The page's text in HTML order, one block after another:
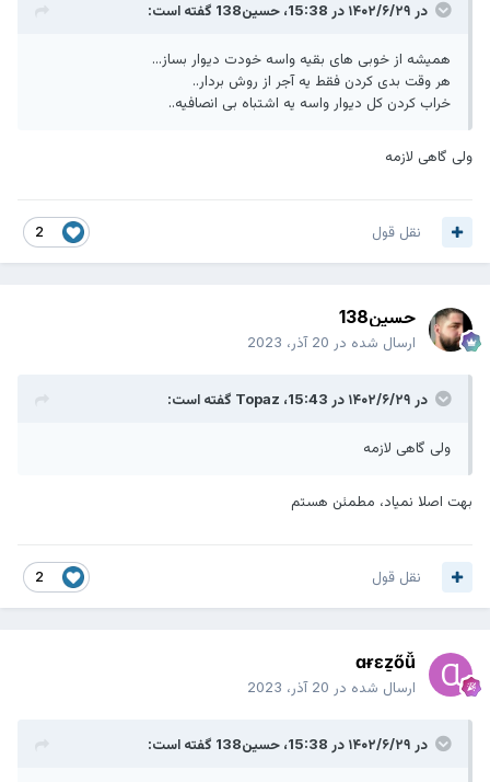
در ۱۴۰۲/۶/۲۹ در 15:38، حسین138 گفته است:
همیشه از خوبی های بقیه واسه خودت دیوار بساز...
هر وقت بدی کردن فقط یه آجر از روش بردار..
خراب کردن کل دیوار واسه یه اشتباه بی انصافیه..
ولی گاهی لازمه
2 نقل قول
حسین138
ارسال شده در 20 آذر، 2023
در ۱۴۰۲/۶/۲۹ در 15:43، Topazگفته است:
ولی گاهی لازمه
بهت اصلا نمیاد، مطمئن هستم
2 نقل قول
ɑɍɛẕőǚ
ارسال شده در 20 آذر، 2023
در ۱۴۰۲/۶/۲۹ در 15:38، حسین138 گفته است: